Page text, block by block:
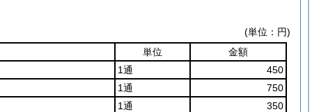
(単位：円)
単位
金額
1通
450
1通
750
1通
350